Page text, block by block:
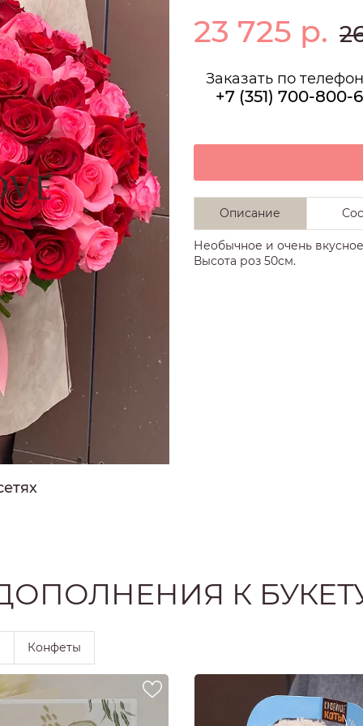
БЕЛЫЕ ОРХИДЕИ
БЕЛЫЕ ГВОЗДИКИ
КУСТОВЫЕ ГВОЗДИКИ
РОЗОВЫЕ ГВОЗДИКИ
НА ДЕНЬ РОЖДЕНИЯ
НА ДЕНЬ РОЖДЕНИЯ23 725 р.
Заказать по
+7 (351) 700-800-6
Описание
Необычное и очень
Высота роз 50см.
К
Конфеты